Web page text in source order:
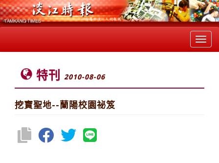
特刊 2010-08-06
挖寶聖地--蘭陽校園祕笈